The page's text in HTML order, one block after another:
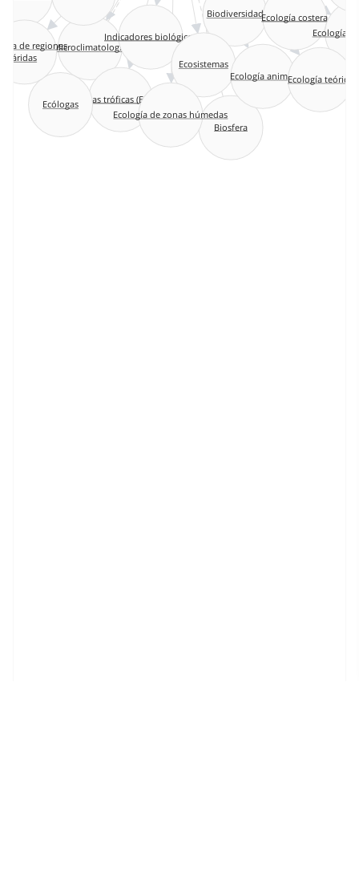
Microclimatología
Cadenas tróficas (Ecología)
Biodiversidad
Biosfera
Indicadores biológicos
Ecología costera
Ecosistemas Ecología animal
Ecólogas
Ecología de zonas húmedas
de regiones
áridas
Ecología teórica